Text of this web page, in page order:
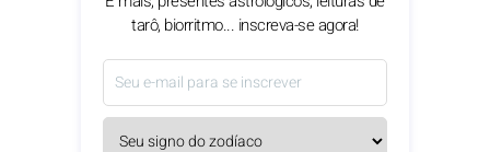
tarô, biorritmo... inscreva-se agora!